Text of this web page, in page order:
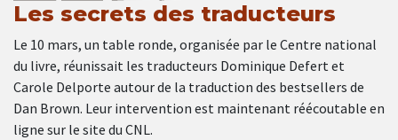
Les secrets des traducteurs
Le 10 mars, un table ronde, organisée par le Centre national
du livre, réunissait les traducteurs Dominique Defert et
Carole Delporte autour de la traduction des bestsellers de
Dan Brown. Leur intervention est maintenant réécoutable en
ligne sur le site du CNL.